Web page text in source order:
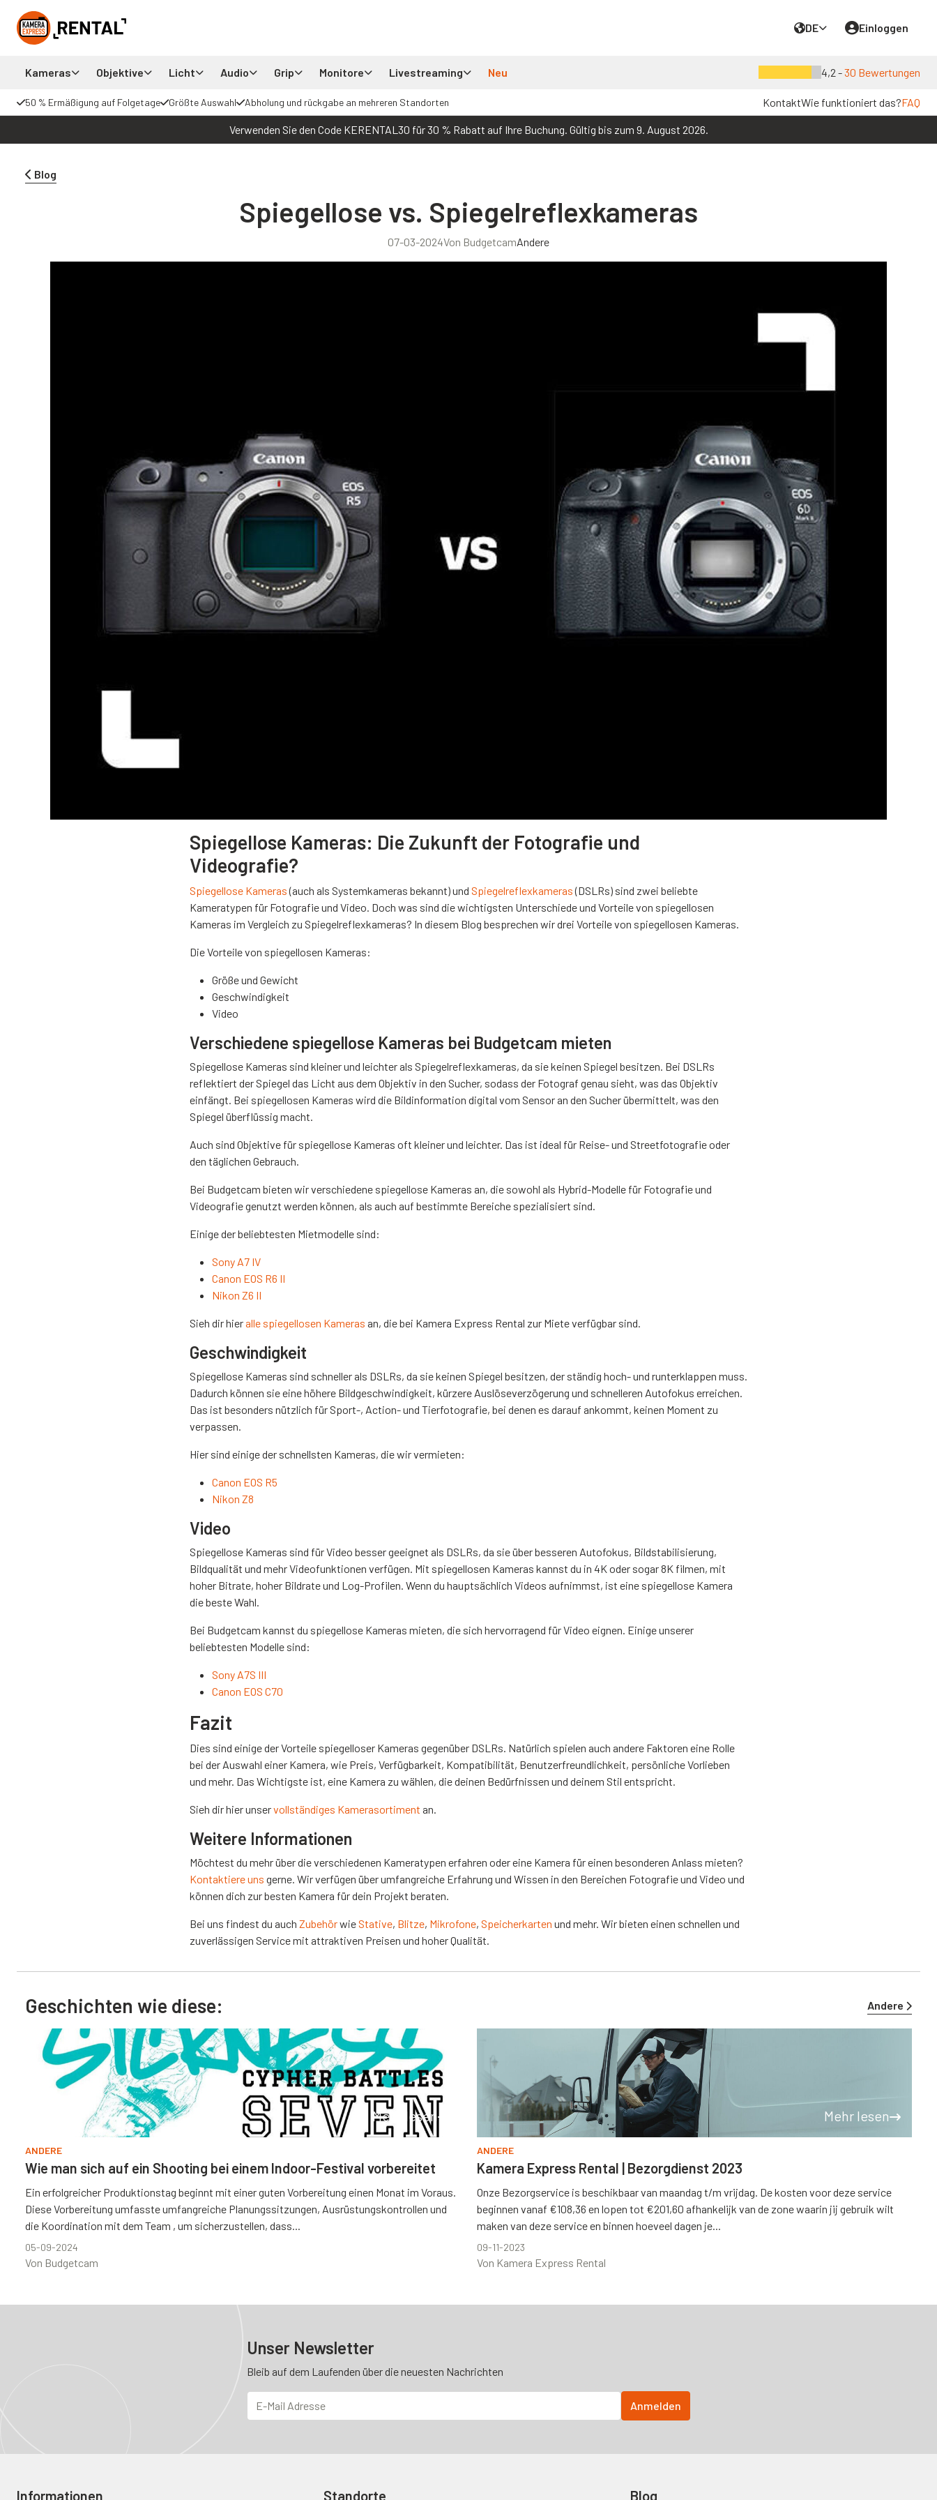
DE Einloggen
Kameras Objektive Licht Audio Grip Monitore Livestreaming Neu 4,2 -30 Bewertungen
50 % Ermäßigung auf Folgetage Größte Auswahl Abholung und rückgabe an mehreren Standorten KontaktWie funktioniert das?FAQ
Verwenden Sie den Code KERENTAL30 für 30 % Rabatt auf Ihre Buchung. Gültig bis zum 9. August 2026.
Blog
Spiegellose vs. Spiegelreflexkameras
07-03-2024Von BudgetcamAndere
Spiegellose Kameras: Die Zukunft der Fotografie und
Videografie?
Spiegellose Kameras(auch als Systemkameras bekannt) und Spiegelreflexkameras(DSLRs) sind zwei beliebte
Kameratypen für Fotografie und Video. Doch was sind die wichtigsten Unterschiede und Vorteile von spiegellosen
Kameras im Vergleich zu Spiegelreflexkameras? In diesem Blog besprechen wir drei Vorteile von spiegellosen Kameras.
Die Vorteile von spiegellosen Kameras:
Größe und Gewicht
Geschwindigkeit
Video
Verschiedene spiegellose Kameras bei Budgetcam mieten
Spiegellose Kameras sind kleiner und leichter als Spiegelreflexkameras, da sie keinen Spiegel besitzen. Bei DSLRs
reflektiert der Spiegel das Licht aus dem Objektiv in den Sucher, sodass der Fotograf genau sieht, was das Objektiv
einfängt. Bei spiegellosen Kameras wird die Bildinformation digital vom Sensor an den Sucher übermittelt, was den
Spiegel überflüssig macht.
Auch sind Objektive für spiegellose Kameras oft kleiner und leichter. Das ist ideal für Reise- und Streetfotografie oder
den täglichen Gebrauch.
Bei Budgetcam bieten wir verschiedene spiegellose Kameras an, die sowohl als Hybrid-Modelle für Fotografie und
Videografie genutzt werden können, als auch auf bestimmte Bereiche spezialisiert sind.
Einige der beliebtesten Mietmodelle sind:
Sony A7 IV
Canon EOS R6 II
Nikon Z6 II
Sieh dir hieralle spiegellosen Kameras an, die bei Kamera Express Rental zur Miete verfügbar sind.
Geschwindigkeit
Spiegellose Kameras sind schneller als DSLRs, da sie keinen Spiegel besitzen, der ständig hoch- und runterklappen muss.
Dadurch können sie eine höhere Bildgeschwindigkeit, kürzere Auslöseverzögerung und schnelleren Autofokus erreichen.
Das ist besonders nützlich für Sport-, Action- und Tierfotografie, bei denen es darauf ankommt, keinen Moment zu
verpassen.
Hier sind einige der schnellsten Kameras, die wir vermieten:
Canon EOS R5
Nikon Z8
Video
Spiegellose Kameras sind für Video besser geeignet als DSLRs, da sie über besseren Autofokus, Bildstabilisierung,
Bildqualität und mehr Videofunktionen verfügen. Mit spiegellosen Kameras kannst du in 4K oder sogar 8K filmen, mit
hoher Bitrate, hoher Bildrate und Log-Profilen. Wenn du hauptsächlich Videos aufnimmst, ist eine spiegellose Kamera
die beste Wahl.
Bei Budgetcam kannst du spiegellose Kameras mieten, die sich hervorragend für Video eignen. Einige unserer
beliebtesten Modelle sind:
Sony A7S III
Canon EOS C70
Fazit
Dies sind einige der Vorteile spiegelloser Kameras gegenüber DSLRs. Natürlich spielen auch andere Faktoren eine Rolle
bei der Auswahl einer Kamera, wie Preis, Verfügbarkeit, Kompatibilität, Benutzerfreundlichkeit, persönliche Vorlieben
und mehr. Das Wichtigste ist, eine Kamera zu wählen, die deinen Bedürfnissen und deinem Stil entspricht.
Sieh dir hier unservollständiges Kamerasortiment an.
Weitere Informationen
Möchtest du mehr über die verschiedenen Kameratypen erfahren oder eine Kamera für einen besonderen Anlass mieten?
Kontaktiere uns gerne. Wir verfügen über umfangreiche Erfahrung und Wissen in den Bereichen Fotografie und Video und
können dich zur besten Kamera für dein Projekt beraten.
Bei uns findest du auch ZubehörwieStative, Blitze, Mikrofone, Speicherkarten und mehr. Wir bieten einen schnellen und
zuverlässigen Service mit attraktiven Preisen und hoher Qualität.
Geschichten wie diese: Andere
Mehr lesen
ANDERE
Wie man sich auf ein Shooting bei einem Indoor-Festival vorbereitet
Ein erfolgreicher Produktionstag beginnt mit einer guten Vorbereitung einen Monat im Voraus.
Diese Vorbereitung umfasste umfangreiche Planungssitzungen, Ausrüstungskontrollen und
die Koordination mit dem Team , um sicherzustellen, dass...
05-09-2024
Von Budgetcam
Mehr lesen
ANDERE
Kamera Express Rental | Bezorgdienst 2023
Onze Bezorgservice is beschikbaar van maandag t/m vrijdag. De kosten voor deze service
beginnen vanaf €108,36 en lopen tot €201,60 afhankelijk van de zone waarin jij gebruik wilt
maken van deze service en binnen hoeveel dagen je...
09-11-2023
Von Kamera Express Rental
Unser Newsletter
Bleib auf dem Laufenden über die neuesten Nachrichten
Informationen Standorte Blog